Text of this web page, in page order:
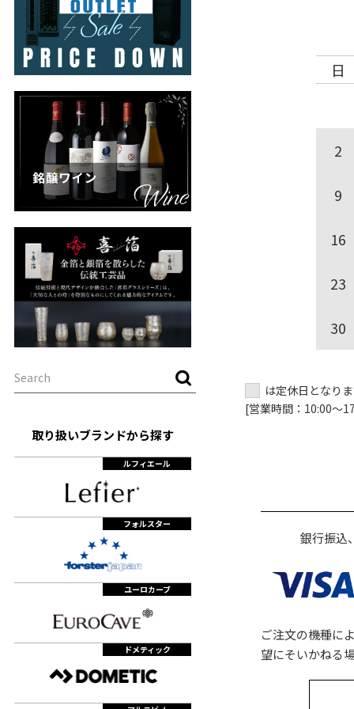
取り扱いブランドから探す
ルフィエール
フォルスター
ユーロカーブ
ドメティック
日
2
9
16
23
30
は定休日となり
[営業時間：10:00～
銀行振込
ご注文の機種に
望にそいかねる